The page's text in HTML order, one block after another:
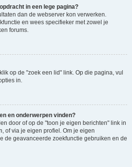
in een lege pagina?
dan de webserver kon verwerken.
en wees specifieker met zowel je
forums.
op de "zoek een lid" link. Op die pagina, vul
in.
en onderwerpen vinden?
door of op de "toon je eigen berichten" link in
of via je eigen profiel. Om je eigen
de geavanceerde zoekfunctie gebruiken en de